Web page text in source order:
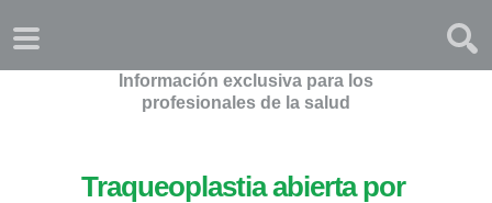
Información exclusiva para los
profesionales de la salud
Traqueoplastia abierta por